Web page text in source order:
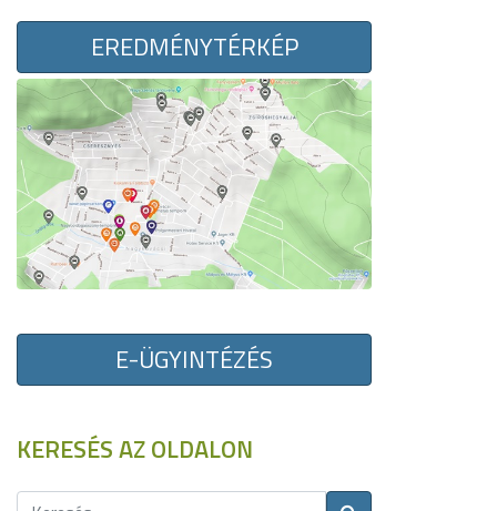
EREDMÉNYTÉRKÉP
E-ÜGYINTÉZÉS
KERESÉS AZ OLDALON